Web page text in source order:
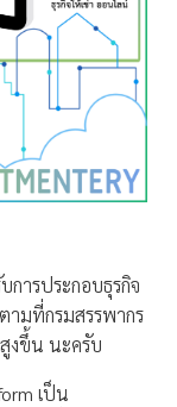
ารประกอบธุรกิจ
ามที่กรมสรรพากร
งขึ้น นะครับ
เป็น